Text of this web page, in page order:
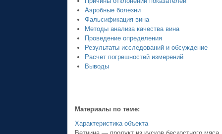
Аэробные болезни
Фальсификация вина
Методы анализа качества вина
Проведение определения
Результаты исследований и обсуждение
Расчет погрешностей измерений
Выводы
Материалы по теме:
Характеристика объекта